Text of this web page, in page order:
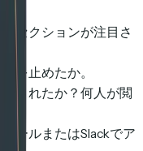
セクションが注目さ
を止めたか。
されたか？何人が閲
ールまたはSlackでア